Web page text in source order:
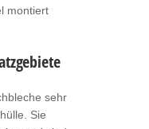
montiert
sehr
Sie